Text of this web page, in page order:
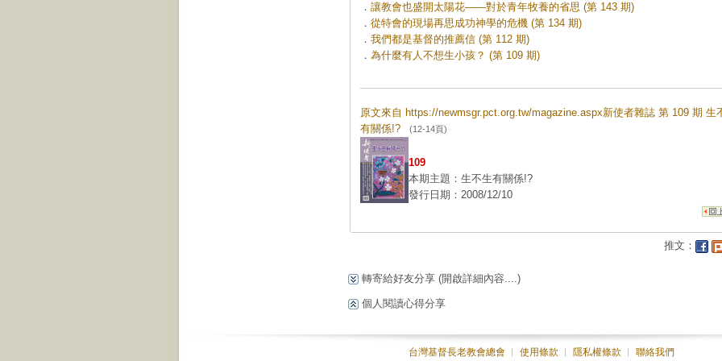
． 讓教會也盛開太陽花——對於青年牧養的省思 (第 143 期)
． 從特會的現場再思成功神學的危機 (第 134 期)
． 我們都是基督的推薦信 (第 112 期)
． 為什麼有人不想生小孩？ (第 109 期)
原文來自 https://newmsgr.pct.org.tw/magazine.aspx新使者雜誌 第 109 期 生
有關係!? (12-14頁)
109
本期主題：生不生有關係!?
發行日期：2008/12/10
推文：
轉寄給好友分享 (開啟詳細內容....)
個人閱讀心得分享
台灣基督長老教會總會 ︱ 使用條款 ︱ 隱私權條款 ︱ 聯絡我們